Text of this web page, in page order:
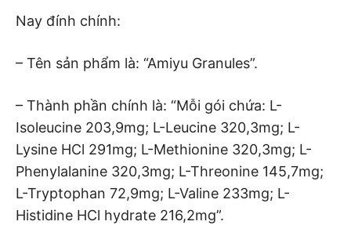
Nay đính chính:
– Tên sản phẩm là: “Amiyu Granules”.
– Thành phần chính là: “Mỗi gói chứa: L-
Isoleucine 203,9mg; L-Leucine 320,3mg; L-
Lysine HCl 291mg; L-Methionine 320,3mg; L-
Phenylalanine 320,3mg; L-Threonine 145,7mg;
L-Tryptophan 72,9mg; L-Valine 233mg; L-
Histidine HCl hydrate 216,2mg”.